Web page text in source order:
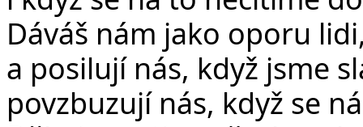
Dáváš nám jako oporu
a posilují nás, když jsme
povzbuzují nás, když se